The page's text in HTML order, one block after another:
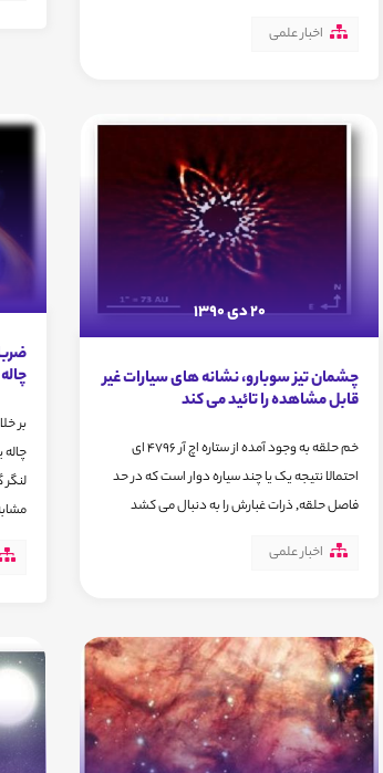
اخبار علمی
20 دی 1390
چشمان تیز سوبارو، نشانه های سیارات غیر
قابل مشاهده را تائید می کند
خم حلقه به وجود آمده از ستاره اچ آر 4796 ای
احتمالا نتیجه یک یا چند سیاره دوار است که در حد
فاصل حلقه, ذرات غبارش را به دنبال می کشد
اخبار علمی
بر